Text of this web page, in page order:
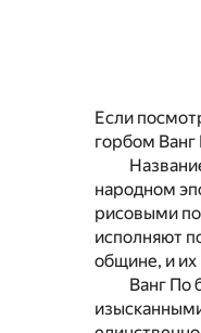
Если
горбом Ванг
народном
рисовыми
исполняют
общине, и их
Ванг По